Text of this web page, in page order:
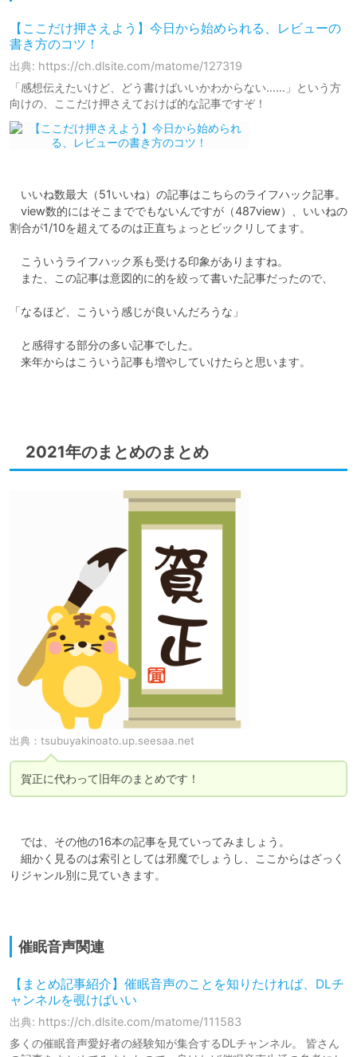
【ここだけ押さえよう】今日から始められる、レビューの
書き方のコツ！
出典: https://ch.dlsite.com/matome/127319
「感想伝えたいけど、どう書けばいいかわからない……」という方
向けの、ここだけ押さえておけば的な記事ですぞ！
いいね数最大（51いいね）の記事はこちらのライフハック記事。
view数的にはそこまででもないんですが（487view）、いいねの
割合が1/10を超えてるのは正直ちょっとビックリしてます。
こういうライフハック系も受ける印象がありますね。
また、この記事は意図的に的を絞って書いた記事だったので、
「なるほど、こういう感じが良いんだろうな」
と感得する部分の多い記事でした。
来年からはこういう記事も増やしていけたらと思います。
2021年のまとめのまとめ
出典： tsubuyakinoato.up.seesaa.net
賀正に代わって旧年のまとめです！
では、その他の16本の記事を見ていってみましょう。
細かく見るのは索引としては邪魔でしょうし、ここからはざっく
りジャンル別に見ていきます。
催眠音声関連
【まとめ記事紹介】催眠音声のことを知りたければ、DLチ
ャンネルを覗けばいい
出典: https://ch.dlsite.com/matome/111583
多くの催眠音声愛好者の経験知が集合するDLチャンネル。 皆さん